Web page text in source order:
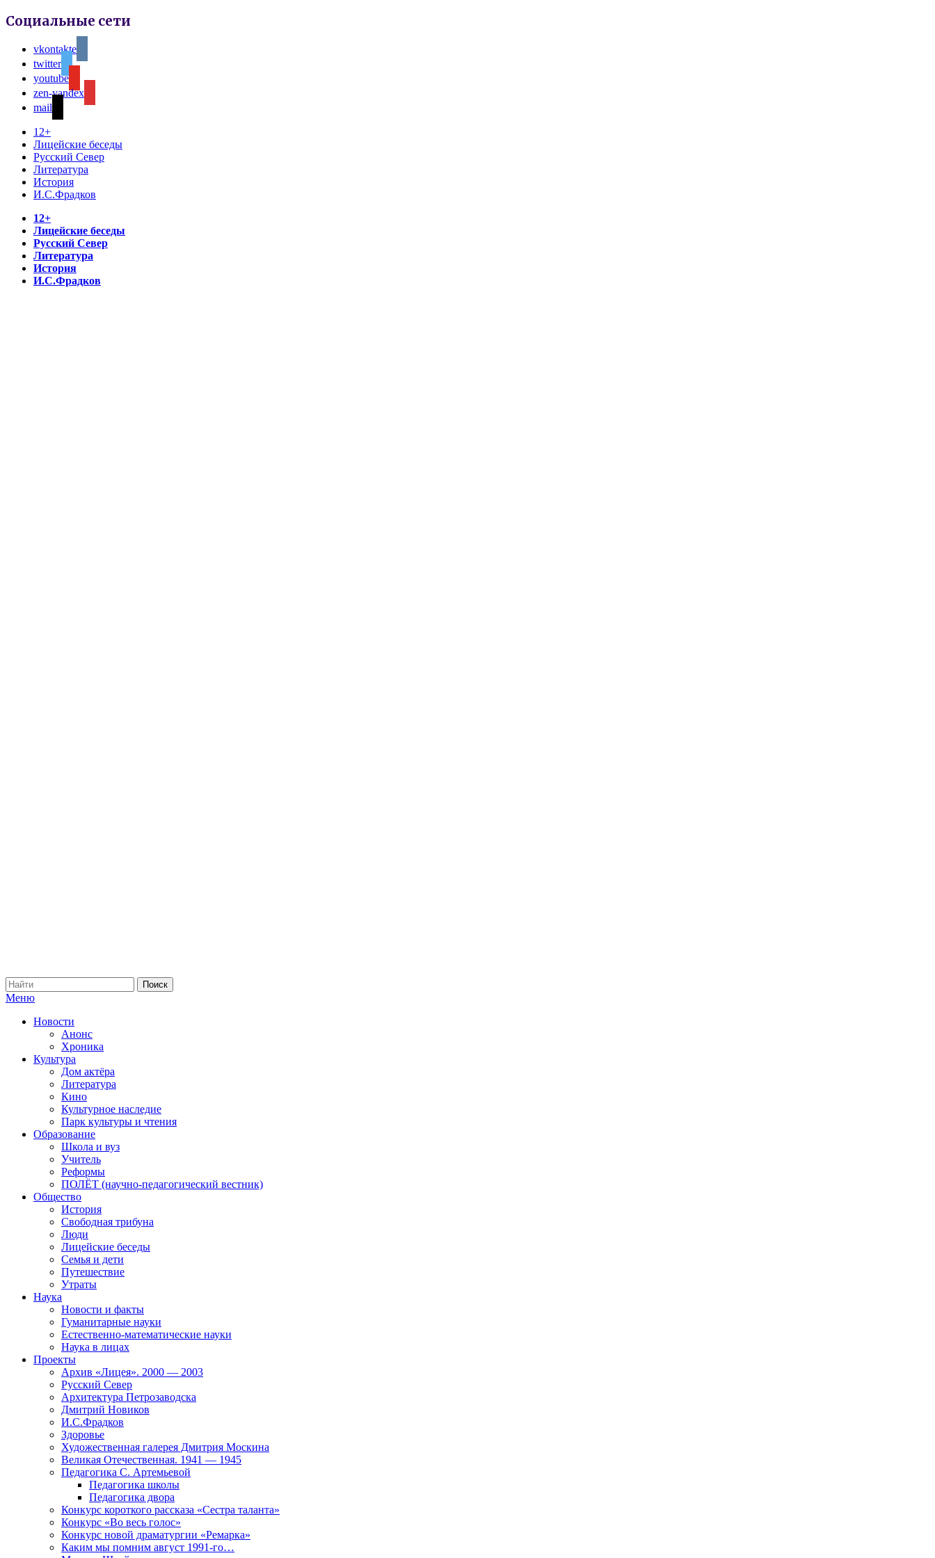
Социальные сети
vkontakte
twitter
youtube
zen-yandex
mail
12+
Лицейские беседы
Русский Север
Литература
История
И.С.Фрадков
12+
Лицейские беседы
Русский Север
Литература
История
И.С.Фрадков
Меню
Новости
Анонс
Хроника
Культура
Дом актёра
Литература
Кино
Культурное наследие
Парк культуры и чтения
Образование
Школа и вуз
Учитель
Реформы
ПОЛЁТ (научно-педагогический вестник)
Общество
История
Свободная трибуна
Люди
Лицейские беседы
Семья и дети
Путешествие
Утраты
Наука
Новости и факты
Гуманитарные науки
Естественно-математические науки
Наука в лицах
Проекты
Архив «Лицея». 2000 — 2003
Русский Север
Архитектура Петрозаводска
Дмитрий Новиков
И.С.Фрадков
Здоровье
Художественная галерея Дмитрия Москина
Великая Отечественная. 1941 — 1945
Педагогика С. Артемьевой
Педагогика школы
Педагогика двора
Конкурс короткого рассказа «Сестра таланта»
Конкурс «Во весь голос»
Конкурс новой драматургии «Ремарка»
Каким мы помним август 1991-го…